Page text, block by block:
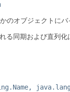
のオブジェクトに
同期および直列化